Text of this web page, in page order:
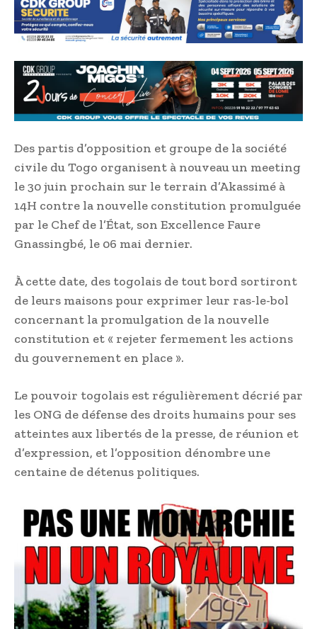
Des partis d’opposition et groupe de la société
civile du Togo organisent à nouveau un meeting
le 30 juin prochain sur le terrain d’Akassimé à
14H contre la nouvelle constitution promulguée
par le Chef de l’État, son Excellence Faure
Gnassingbé, le 06 mai dernier.
À cette date, des togolais de tout bord sortiront
de leurs maisons pour exprimer leur ras-le-bol
concernant la promulgation de la nouvelle
constitution et « rejeter fermement les actions
du gouvernement en place ».
Le pouvoir togolais est régulièrement décrié par
les ONG de défense des droits humains pour ses
atteintes aux libertés de la presse, de réunion et
d’expression, et l’opposition dénombre une
centaine de détenus politiques.